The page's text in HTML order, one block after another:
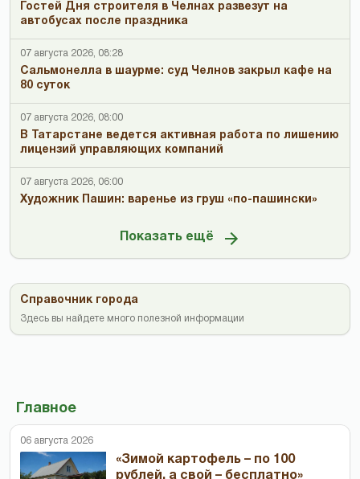
Гостей Дня строителя в Челнах развезут на
автобусах после праздника
07 августа 2026, 08:28
Сальмонелла в шаурме: суд Челнов закрыл кафе на
80 суток
07 августа 2026, 08:00
В Татарстане ведется активная работа по лишению
лицензий управляющих компаний
07 августа 2026, 06:00
Художник Пашин: варенье из груш «по-пашински»
Показать ещё
Справочник города
Здесь вы найдете много полезной информации
Главное
06 августа 2026
«Зимой картофель – по 100
рублей, а свой – бесплатно»